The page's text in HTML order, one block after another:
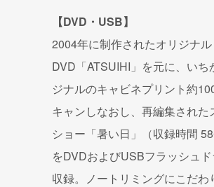
【DVD・USB】
2004年に制作されたオリジナル
DVD「ATSUIHI」を元に、いち
ジナルのキャビネプリント約
キャンしなおし、再編集された
ショー「暑い日」（収録時間 58
をDVDおよびUSBフラッシュ
収録。
ノートリミングにこだわ